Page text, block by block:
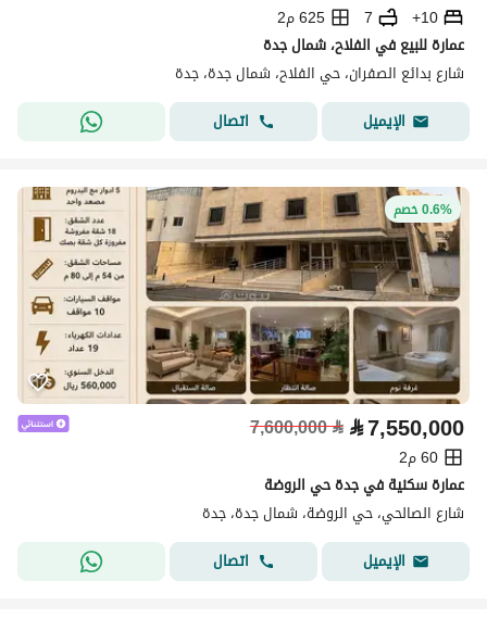
10+
7
625 م2
عمارة للبيع في الفلاح، شمال جدة
شارع بدائع الصفران، حي الفلاح، شمال جدة، جدة
الإيميل
اتصال
0.6% خصم
⃁7,550,000
⃁
7,600,000
60 م2
عمارة سكنية في جدة حي الروضة
شارع الصالحي، حي الروضة، شمال جدة، جدة
الإيميل
اتصال